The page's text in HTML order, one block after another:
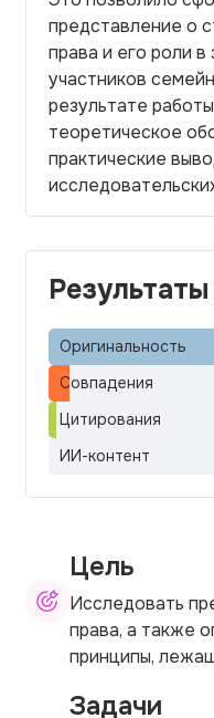
представление о
права и его роли
участников
результате
теоретическое
практические
Оригинальность
Совпадения
Цитирования
ИИ-контент
Цель
Исследовать
права, а также
принципы,
Задачи